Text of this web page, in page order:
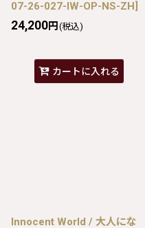
07-26-027-IW-OP-NS-ZH]
24,200円 (税込)
カートに入れる
Innocent World / 大人にな